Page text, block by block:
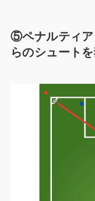
⑤ペナルティア
らのシュートを